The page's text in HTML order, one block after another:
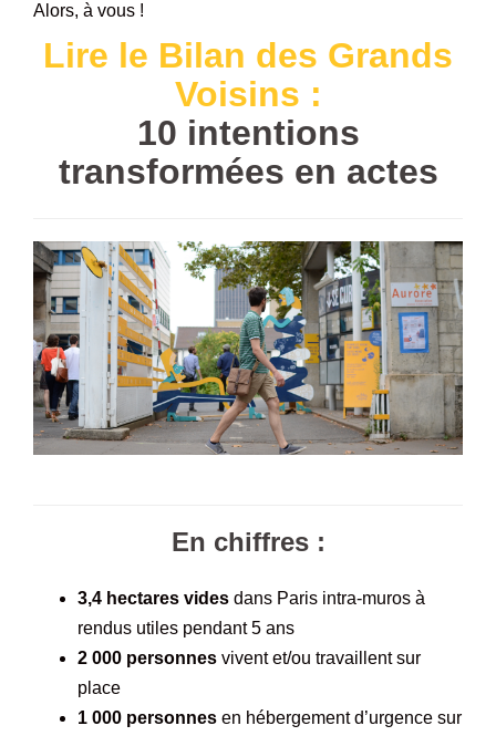
Alors, à vous !
Lire le Bilan des Grands
Voisins :
10 intentions
transformées en actes
En chiffres :
3,4 hectares vides dans Paris intra-muros à
rendus utiles pendant 5 ans
2 000 personnes vivent et/ou travaillent sur
place
1 000 personnes en hébergement d’urgence sur